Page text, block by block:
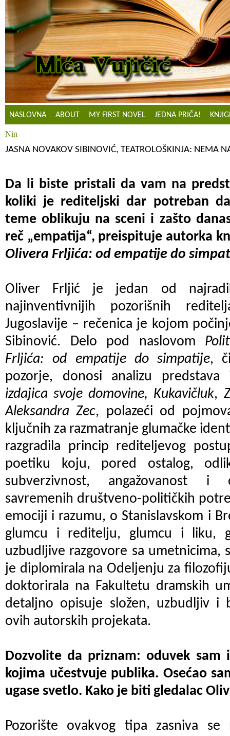
NASLOVNA ABOUT MY FIRST NOVEL JEDNA PRIČA!
Nin
JASNA NOVAKOV SIBINOVIĆ, TEATROLOŠKINJA: NEMA
Da li biste pristali da vam na
koliki je rediteljski dar potreban
teme oblikuju na sceni i zašto
reč „empatija“, preispituje autorka
Olivera Frljića: od empatije do
Oliver Frljić je jedan od
najinventivnijih pozorišnih
Jugoslavije – rečenica je kojom
Sibinović. Delo pod naslovom
Frljića: od empatije do simpatije,
pozorje, donosi analizu predstava
izdajica svoje domovine, Kukavičluk,
Aleksandra Zec, polazeći od
ključnih za razmatranje glumačke
razgradila princip rediteljevog
poetiku koju, pored ostalog,
subverzivnost, angažovanost i
savremenih društveno-političkih
emociji i razumu, o Stanislavskom i
glumcu i reditelju, glumcu i liku,
uzbudljive razgovore sa umetnicima,
je diplomirala na Odeljenju za
doktorirala na Fakultetu dramskih
detaljno opisuje složen, uzbudljiv i
ovih autorskih projekata.
Dozvolite da priznam: oduvek sam
kojima učestvuje publika. Osećao
ugase svetlo. Kako je biti gledalac
Pozorište ovakvog tipa zasniva